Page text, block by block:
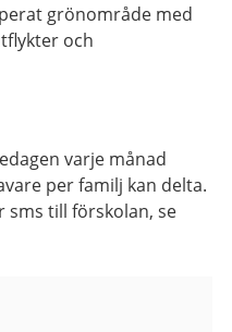
grönområde med
och
varje månad
per familj kan delta.
sms till förskolan, se